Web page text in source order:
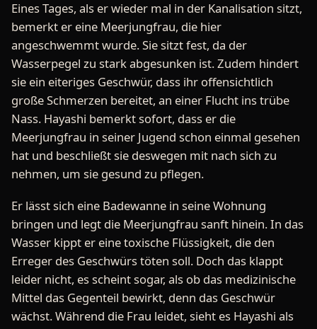
Eines Tages, als er wieder mal in der Kanalisation sitzt,
bemerkt er eine Meerjungfrau, die hier
angeschwemmt wurde. Sie sitzt fest, da der
Wasserpegel zu stark abgesunken ist. Zudem hindert
sie ein eiteriges Geschwür, dass ihr offensichtlich
große Schmerzen bereitet, an einer Flucht ins trübe
Nass. Hayashi bemerkt sofort, dass er die
Meerjungfrau in seiner Jugend schon einmal gesehen
hat und beschließt sie deswegen mit nach sich zu
nehmen, um sie gesund zu pflegen.
Er lässt sich eine Badewanne in seine Wohnung
bringen und legt die Meerjungfrau sanft hinein. In das
Wasser kippt er eine toxische Flüssigkeit, die den
Erreger des Geschwürs töten soll. Doch das klappt
leider nicht, es scheint sogar, als ob das medizinische
Mittel das Gegenteil bewirkt, denn das Geschwür
wächst. Während die Frau leidet, sieht es Hayashi als